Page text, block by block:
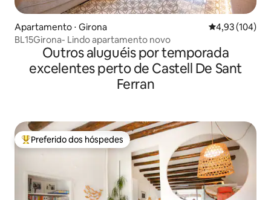
Apartamento ⋅ Girona 4,93 de uma
4,93 (104)
BL15Girona- Lindo apartamento novo
Outros aluguéis por temporada
excelentes perto de Castell De Sant
Ferran
Entre os melhores preferidos dos hóspedes
Preferido dos hóspedes